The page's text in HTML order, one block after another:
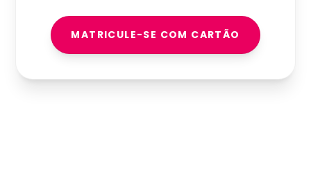
MATRICULE-SE COM CARTÃO